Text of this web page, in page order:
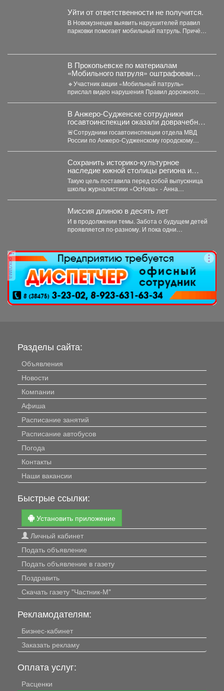
Уйти от ответственности не получится.
В Новокузнецке выявить нарушителей правил
парковки помогает мобильный патруль. Причём
В Прокопьевске по материалам
«Мобильного патруля» оштрафован
автомобилист, который дважды
нарушил ПДД
🔹Участник акции «Мобильный патруль»
прислал видео нарушения Правил дорожного
В Анжеро-Судженске сотрудники
госавтоинспекции оказали доврачебную
помощь мужчине, пострадавшему от
укуса гадюки
🚨Сотрудники госавтоинспекции отдела МВД
России по Анжеро-Судженскому городскому
Сохранить историко-культурное
наследие южной столицы региона и
создать доступную среду.
Такую цель поставила перед собой выпускница
школы журналистики «ОсНова» - Анна
Миссия длиною в десять лет
И в продолжении темы. Забота о будущем детей
проявляется по-разному. И пока одни
реклама
Разделы сайта:
Объявления
Новости
Компании
Афиша
Расписание занятий
Расписание автобусов
Погода
Контакты
Наши вакансии
Быстрые ссылки:
Установить приложение
Личный кабинет
Подать объявление
Подать объявление в газету
Поздравить
Скачать газету "Частник-М"
Рекламодателям:
Бизнес-кабинет
Заказать рекламу
Оплата услуг:
Расценки